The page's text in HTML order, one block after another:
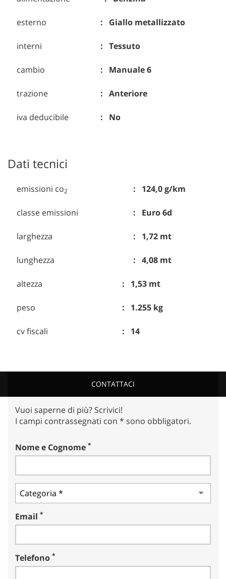
esterno Giallo metallizzato
interni Tessuto
cambio Manuale 6
trazione Anteriore
iva deducibile No
Dati tecnici
emissioni co2 124,0 g/km
classe emissioni Euro 6d
larghezza 1,72 mt
lunghezza 4,08 mt
altezza 1,53 mt
peso 1.255 kg
cv fiscali 14
CONTATTACI
Vuoi saperne di più? Scrivici!
I campi contrassegnati con * sono obbligatori.
Nome e Cognome *
Email *
Telefono *